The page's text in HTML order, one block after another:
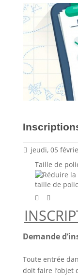
jeudi, 05
Taille de
taille de
Demande
Toute entrée
doit faire l’objet